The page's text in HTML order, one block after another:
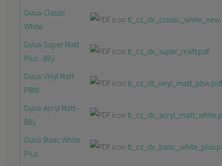
Dulux Classic
White
Dulux Super Matt
Plus - Bílý
tl_cz_dx_super_matt.pdf
Dulux Vinyl Matt
PBW
tl_cz_dt_vinyl_matt_pbw.pdf
Dulux Acryl Matt -
Bílý
Dulux Basic White
Plus